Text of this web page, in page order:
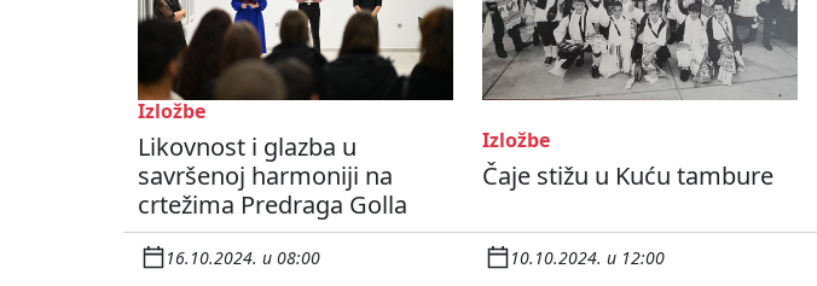
Izložbe
Likovnost i glazba u
savršenoj harmoniji na
crtežima Predraga Golla
16.10.2024. u 08:00
Izložbe
Čaje stižu u Kuću tambure
10.10.2024. u 12:00